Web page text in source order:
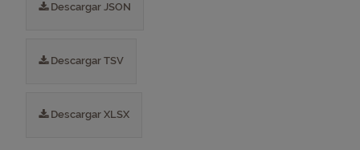
Descargar JSON
Descargar TSV
Descargar XLSX